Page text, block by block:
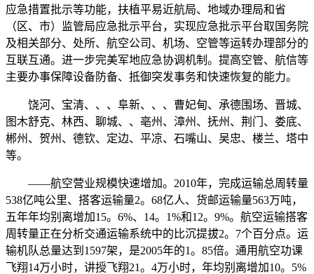
应急措置批示等功能，扶植平易近航局、地域办理局和省
（区、市）监管局应急批示平台，实现应急批示平台取国务院
及相关部分、处所、航空公司、机场、空管等运转办理部分的
互联互通。进一步完美军地应急协调机制。提高空管、航信等
主要办事保障设备防备、抵御突发事务和快速恢复的能力。
饶河、宝清、、、阜新、、、曹妃甸、承德围场、晋城、
图木舒克、林西、聊城、、亳州、漳州、抚州、荆门、娄底、
郴州、贺州、德钦、定边、平凉、石嘴山、吴忠、楼兰、塔中
等。
——航空营业规模快速增加。2010年，完成运输总周转量
538亿吨公里、搭客运输量2。68亿人、货邮运输量563万吨，
五年年均别离增加15。6%、14。1%和12。9%。航空运输搭客
周转量正在分析交通运输系统中的比沉提拔2。7个百分点。运
输机队总量达到1597架，是2005年的1。85倍。通用航空功课
飞翔14万小时，讲授飞翔21。4万小时，年均别离增加10。5%